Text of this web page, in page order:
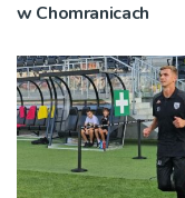
w Chomranicach